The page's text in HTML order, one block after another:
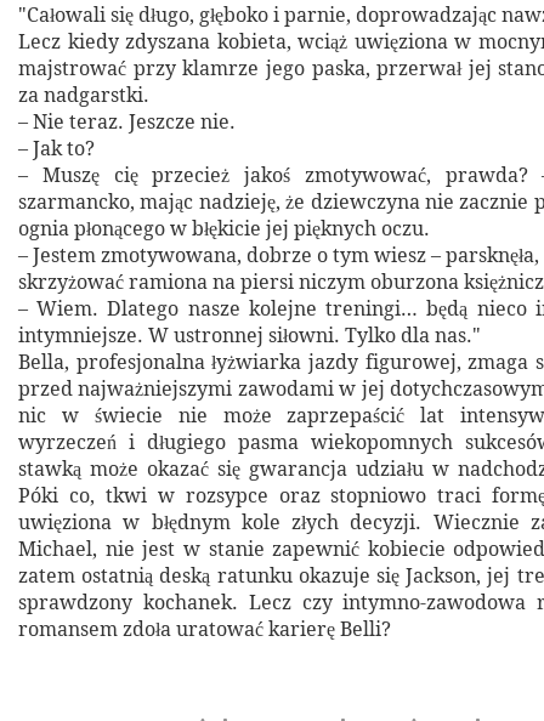
"Całowali się długo, głęboko i parnie, doprowadzając
Lecz kiedy zdyszana kobieta, wciąż uwięziona w
majstrować przy klamrze jego paska, przerwał jej
za nadgarstki.
– Nie teraz. Jeszcze nie.
– Jak to?
– Muszę cię przecież jakoś zmotywować, prawda?
szarmancko, mając nadzieję, że dziewczyna nie zacznie
ognia płonącego w błękicie jej pięknych oczu.
– Jestem zmotywowana, dobrze o tym wiesz –
skrzyżować ramiona na piersi niczym oburzona
– Wiem. Dlatego nasze kolejne treningi… będą nieco
intymniejsze. W ustronnej siłowni. Tylko dla nas."
Bella, profesjonalna łyżwiarka jazdy figurowej, zmaga
przed najważniejszymi zawodami w jej
nic w świecie nie może zaprzepaścić lat
wyrzeczeń i długiego pasma wiekopomnych
stawką może okazać się gwarancja udziału w
Póki co, tkwi w rozsypce oraz stopniowo traci
uwięziona w błędnym kole złych decyzji. Wiecznie
Michael, nie jest w stanie zapewnić kobiecie
zatem ostatnią deską ratunku okazuje się Jackson, jej
sprawdzony kochanek. Lecz czy intymno-zawodowa
romansem zdoła uratować karierę Belli?